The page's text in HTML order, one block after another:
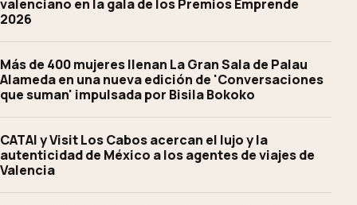
valenciano en la gala de los Premios Emprende
2026
Más de 400 mujeres llenan La Gran Sala de Palau
Alameda en una nueva edición de 'Conversaciones
que suman' impulsada por Bisila Bokoko
CATAI y Visit Los Cabos acercan el lujo y la
autenticidad de México a los agentes de viajes de
Valencia